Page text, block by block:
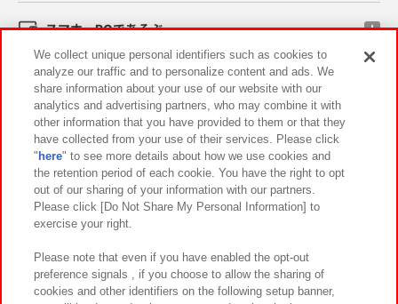
スマホ・PCであそぶ
イベント・キャンペーン
関連会社 サステナビリティ サイトポリシー
プライバシーポリシー ウェブアクセシビリティ方針と検証結果
お取引先さまとともに
カスタマーハラスメント対応方針 よくあるご質問・お問い合わせ
We collect unique personal identifiers such as cookies to
analyze our traffic and to personalize content and ads. We
share information about your use of our website with our
analytics and advertising partners, who may combine it with
other information that you have provided to them or that they
have collected from your use of their services. Please click
" here" to see more details about how we use cookies and
the retention period of each cookie. You have the right to opt
out of our sharing of your information with our partners.
Please click [Do Not Share My Personal Information] to
exercise your right.
Please note that even if you have enabled the opt-out
preference signals , if you choose to allow the sharing of
cookies and other identifiers on the following setup banner,